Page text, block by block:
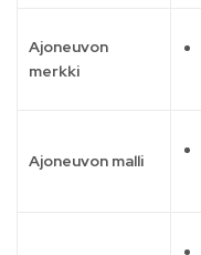
Ajoneuvon
merkki
Ajoneuvon malli